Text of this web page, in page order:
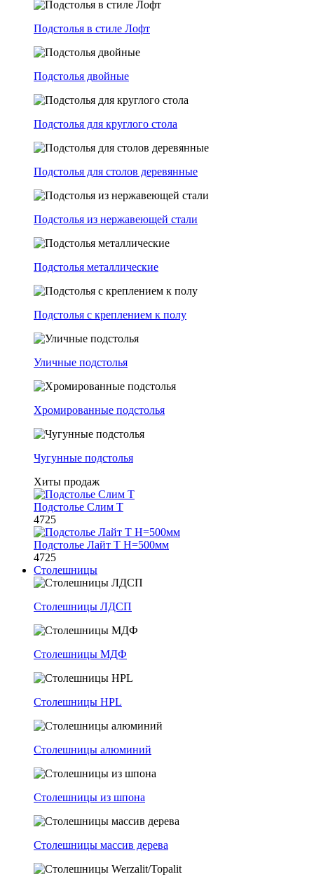
Подстолья в стиле Лофт
Подстолья двойные
Подстолья для круглого стола
Подстолья для столов деревянные
Подстолья из нержавеющей стали
Подстолья металлические
Подстолья с креплением к полу
Уличные подстолья
Хромированные подстолья
Чугунные подстолья
Хиты продаж
Подстолье Слим Т
4725
Подстолье Лайт Т H=500мм
4725
Столешницы
Столешницы ЛДСП
Столешницы МДФ
Столешницы HPL
Столешницы алюминий
Столешницы из шпона
Столешницы массив дерева